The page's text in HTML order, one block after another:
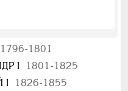
1796-1801
I
1801-1825
I
1826-1855